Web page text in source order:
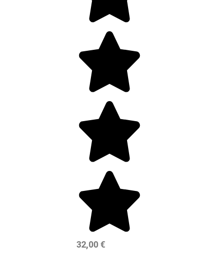
32,00 €